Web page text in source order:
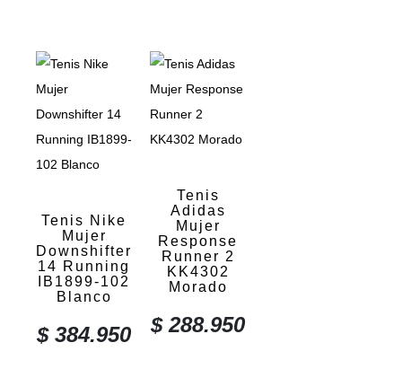
Tenis Nike
Mujer
Downshifter
14 Running
IB1899-102
Blanco
$384.950
Tenis
Adidas
Mujer
Response
Runner 2
KK4302
Morado
$288.950